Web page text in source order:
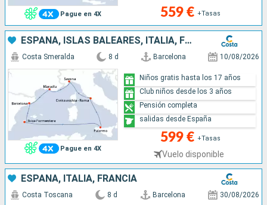
Pague en 4X 559 € +Tasas
ESPAÑA, ISLAS BALEARES, ITALIA, FRANCIA
Pague en 4X
Costa Smeralda 8 d Barcelona 10/08/2026
599 € +Tasas
Vuelo disponible
Niños gratis hasta los 17 años
Club niños desde los 3 años
Pensión completa
salidas desde España
ESPAÑA, ITALIA, FRANCIA
Costa Toscana 8 d Barcelona 30/08/2026